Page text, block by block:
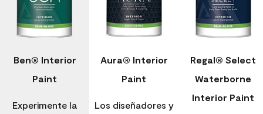
Ben® Interior
Paint
Experimente la
Aura® Interior
Paint
Los diseñadores y
Regal® Select
Waterborne
Interior Paint